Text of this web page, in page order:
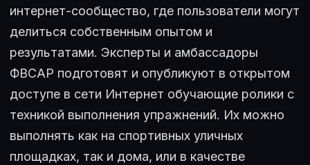
интернет-сообщество, где пользователи могут
делиться собственным опытом и
результатами. Эксперты и амбассадоры
ФВСАР подготовят и опубликуют в открытом
доступе в сети Интернет обучающие ролики с
техникой выполнения упражнений. Их можно
выполнять как на спортивных уличных
площадках, так и дома, или в качестве